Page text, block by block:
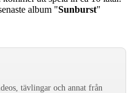
album "Sunburst"
tävlingar och annat från